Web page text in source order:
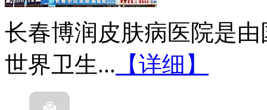
长春博润皮肤病医院是
世界卫生... 【详细】